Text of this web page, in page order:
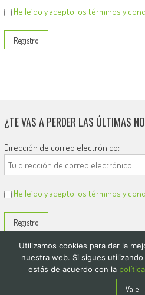
He leído y acepto los términos y
¿TE VAS A PERDER LAS ÚLTIMAS
Dirección de correo electrónico:
He leído y acepto los términos y
El Diario
Utilizamos cookies para dar la
nuestra web. Si sigues
estás de acuerdo con la
Vale